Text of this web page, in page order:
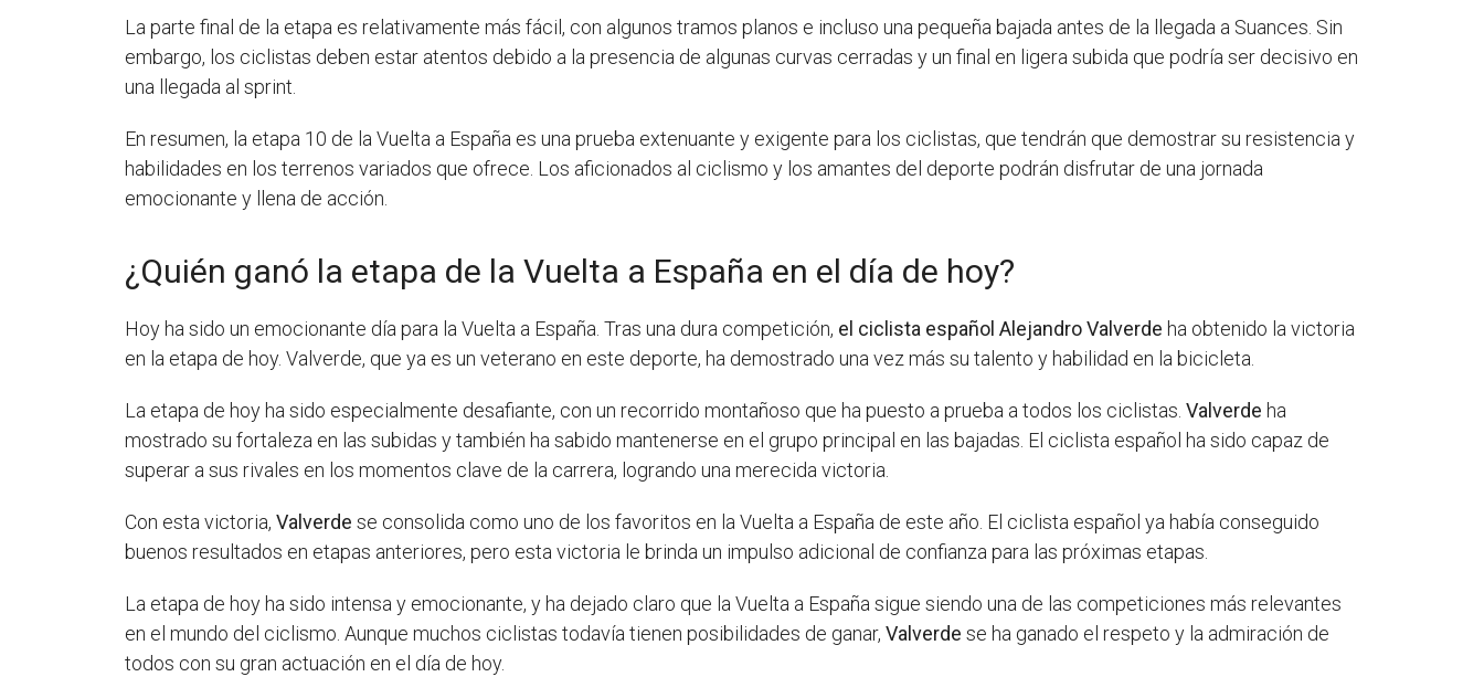
La parte final de la etapa es relativamente más fácil, con algunos tramos planos e incluso una pequeña bajada antes de la llegada a Suances. Sin
embargo, los ciclistas deben estar atentos debido a la presencia de algunas curvas cerradas y un final en ligera subida que podría ser decisivo en
una llegada al sprint.
En resumen, la etapa 10 de la Vuelta a España es una prueba extenuante y exigente para los ciclistas, que tendrán que demostrar su resistencia y
habilidades en los terrenos variados que ofrece. Los aficionados al ciclismo y los amantes del deporte podrán disfrutar de una jornada
emocionante y llena de acción.
¿Quién ganó la etapa de la Vuelta a España en el día de hoy?
Hoy ha sido un emocionante día para la Vuelta a España. Tras una dura competición, el ciclista español Alejandro Valverde ha obtenido la victoria
en la etapa de hoy. Valverde, que ya es un veterano en este deporte, ha demostrado una vez más su talento y habilidad en la bicicleta.
La etapa de hoy ha sido especialmente desafiante, con un recorrido montañoso que ha puesto a prueba a todos los ciclistas.Valverde ha
mostrado su fortaleza en las subidas y también ha sabido mantenerse en el grupo principal en las bajadas. El ciclista español ha sido capaz de
superar a sus rivales en los momentos clave de la carrera, logrando una merecida victoria.
Con esta victoria,Valverde se consolida como uno de los favoritos en la Vuelta a España de este año. El ciclista español ya había conseguido
buenos resultados en etapas anteriores, pero esta victoria le brinda un impulso adicional de confianza para las próximas etapas.
La etapa de hoy ha sido intensa y emocionante, y ha dejado claro que la Vuelta a España sigue siendo una de las competiciones más relevantes
en el mundo del ciclismo. Aunque muchos ciclistas todavía tienen posibilidades de ganar,Valverde se ha ganado el respeto y la admiración de
todos con su gran actuación en el día de hoy.